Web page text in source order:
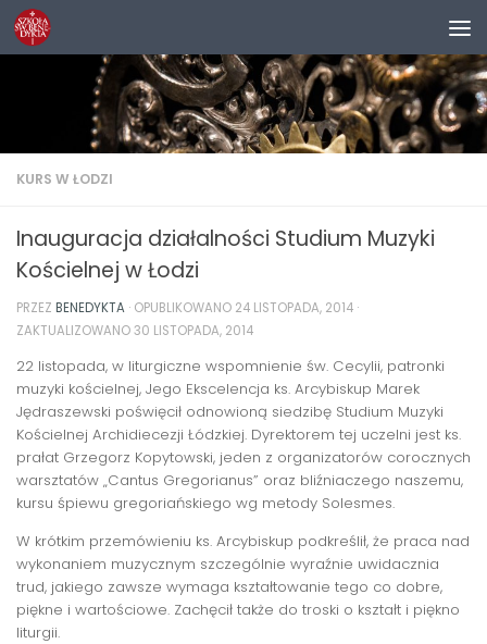
Przejdź do treści
KURS W ŁODZI
Inauguracja działalności Studium Muzyki
Kościelnej w Łodzi
PRZEZ BENEDYKTA · OPUBLIKOWANO 24 LISTOPADA, 2014 ·
ZAKTUALIZOWANO30 LISTOPADA, 2014
22 listopada, w liturgiczne wspomnienie św. Cecylii, patronki
muzyki kościelnej, Jego Ekscelencja ks. Arcybiskup Marek
Jędraszewski poświęcił odnowioną siedzibę Studium Muzyki
Kościelnej Archidiecezji Łódzkiej. Dyrektorem tej uczelni jest ks.
prałat Grzegorz Kopytowski, jeden z organizatorów corocznych
warsztatów „Cantus Gregorianus” oraz bliźniaczego naszemu,
kursu śpiewu gregoriańskiego wg metody Solesmes.
W krótkim przemówieniu ks. Arcybiskup podkreślił, że praca nad
wykonaniem muzycznym szczególnie wyraźnie uwidacznia
trud, jakiego zawsze wymaga kształtowanie tego co dobre,
piękne i wartościowe. Zachęcił także do troski o kształt i piękno
liturgii.